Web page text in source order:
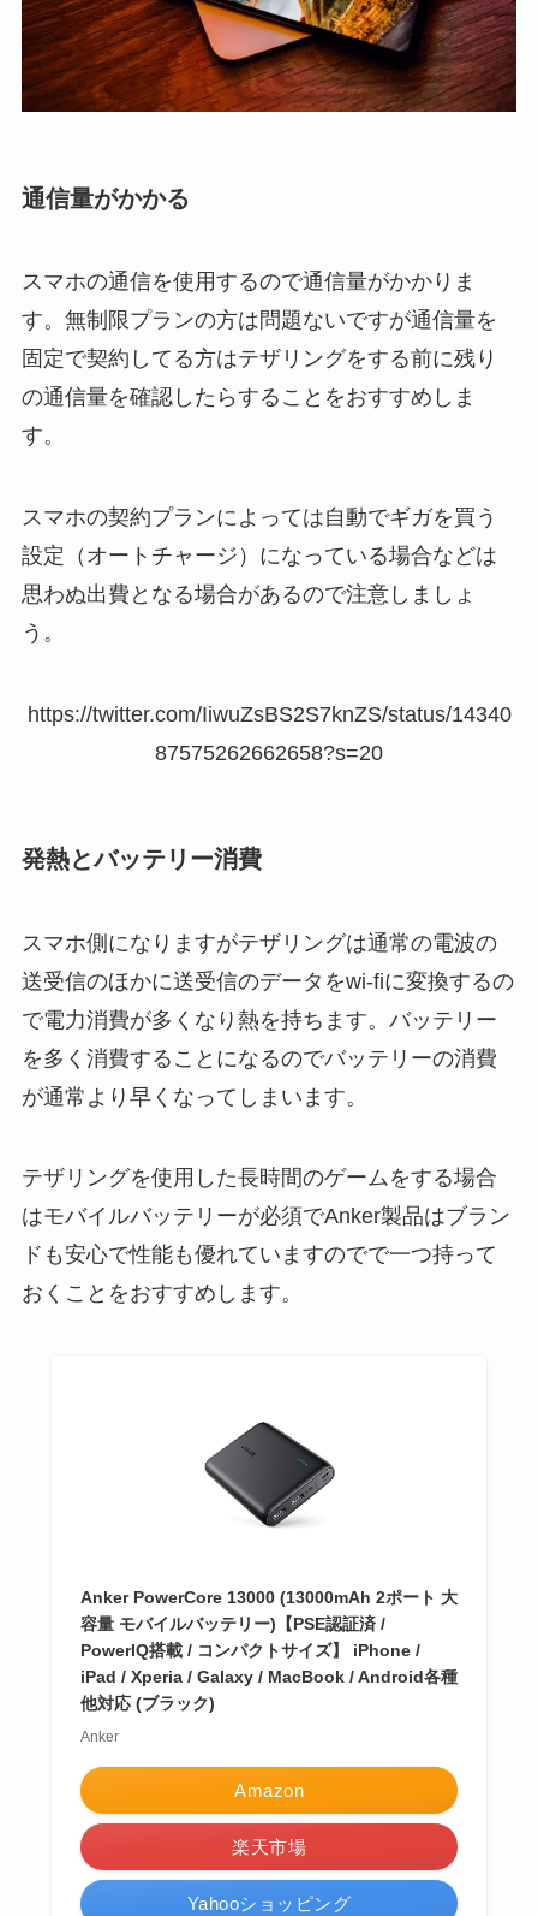
通信量がかかる
スマホの通信を使用するので通信量がかかりま
す。無制限プランの方は問題ないですが通信量を
固定で契約してる方はテザリングをする前に残り
の通信量を確認したらすることをおすすめしま
す。
スマホの契約プランによっては自動でギガを買う
設定（オートチャージ）になっている場合などは
思わぬ出費となる場合があるので注意しましょ
う。
https://twitter.com/IiwuZsBS2S7knZS/status/14340
87575262662658?s=20
発熱とバッテリー消費
スマホ側になりますがテザリングは通常の電波の
送受信のほかに送受信のデータをwi-fiに変換するの
で電力消費が多くなり熱を持ちます。バッテリー
を多く消費することになるのでバッテリーの消費
が通常より早くなってしまいます。
テザリングを使用した長時間のゲームをする場合
はモバイルバッテリーが必須でAnker製品はブラン
ドも安心で性能も優れていますのでで一つ持って
おくことをおすすめします。
Anker PowerCore 13000 (13000mAh 2ポート 大
容量 モバイルバッテリー)【PSE認証済 /
PowerIQ搭載 / コンパクトサイズ】 iPhone /
iPad / Xperia / Galaxy / MacBook / Android各種
他対応 (ブラック)
Anker
Amazon
楽天市場
Yahooショッピング